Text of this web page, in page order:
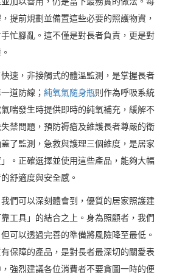
提前規劃並備置這些必要的照護物資，
忙腳亂。這不僅是對長者負責，更是對
速，非接觸式的體溫監測，是掌握長者
道防線； 純氧氣隨身瓶則作為呼吸系統
喘發生時提供即時的純氧補充，緩解不
禁問題，預防褥瘡及維護長者尊嚴的衛
了監測，急救與護理三個維度，是居家
。正確選擇並使用這些產品，能夠大幅
舒適度與安全感。
們可以深刻體會到，優質的居家照護建
工具」的結合之上。身為照顧者，我們
可以透過完善的準備將風險降至最低。
保障的產品，是對長者最深切的關愛表
強烈建議各位消費者不要貪圖一時的便